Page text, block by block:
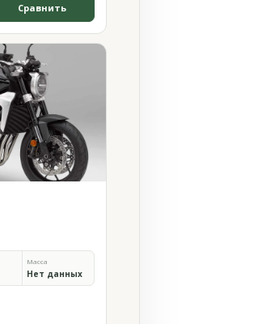
Сравнить
Масса
Нет данных